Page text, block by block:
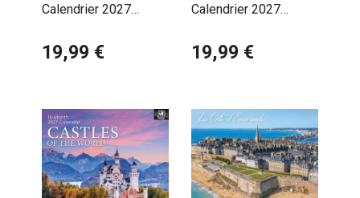
Calendrier 2027
de Ré par Philippe
19,99 €
Calendrier 2027
Roses Trémières
19,99 €